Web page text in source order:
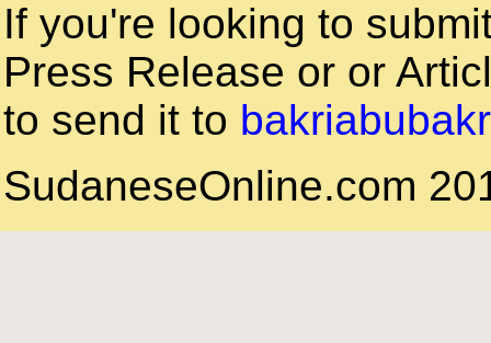
If you're looking to
Press Release or or
to send it to